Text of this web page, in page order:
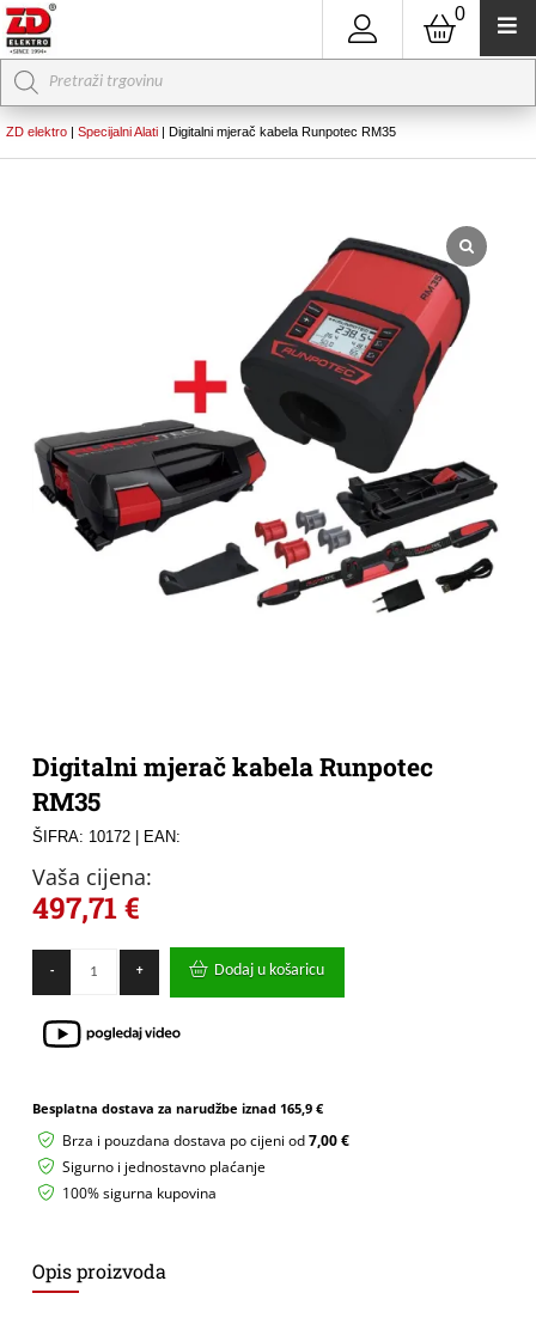
0
Products
search
ZD elektro | Specijalni Alati | Digitalni mjerač kabela Runpotec RM35
Digitalni mjerač kabela Runpotec
RM35
ŠIFRA: 10172| EAN:
Vaša cijena:
497,71€
-
mjerač
kabela
Runpotec
RM35
+ Dodaj u košaricu
Besplatna dostava za narudžbe iznad 165,9 €
Brza i pouzdana dostava po cijeni od7,00 €
Sigurno i jednostavno plaćanje
100% sigurna kupovina
Opis proizvoda